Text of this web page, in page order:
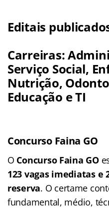
Editais
Carreiras:
Serviço Social,
Nutrição,
Educação e TI
Concurso Faina GO
O Concurso Faina GO
123 vagas imediatas e
reserva. O certame
fundamental, médio,